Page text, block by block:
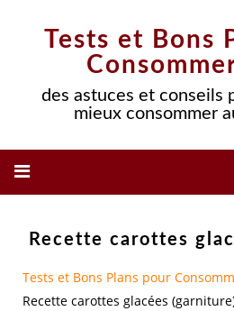
Tests et Bons
des astuces et conseils
mieux consommer
Recette carottes
Tests et Bons Plans pour
Recette carottes glacées